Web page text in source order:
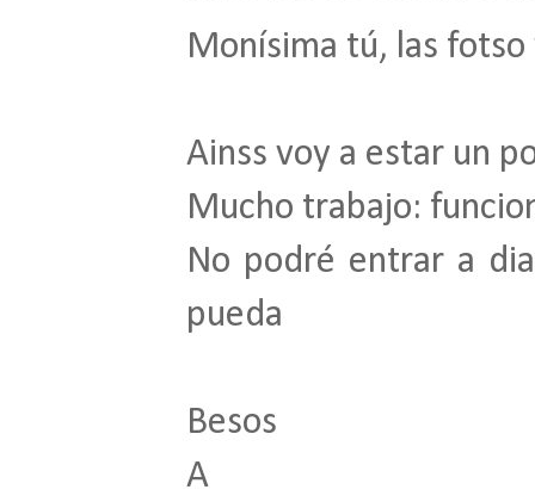
Monísima tú, las fotso
Ainss voy a estar un
Mucho trabajo:
No podré entrar a
pueda
Besos
A